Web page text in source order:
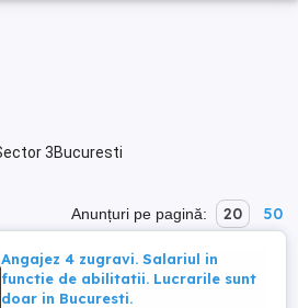
3Bucuresti
Anunțuri pe pagină: 20 50
Angajez 4 zugravi. Salariul in
functie de abilitatii. Lucrarile sunt
doar in Bucuresti.